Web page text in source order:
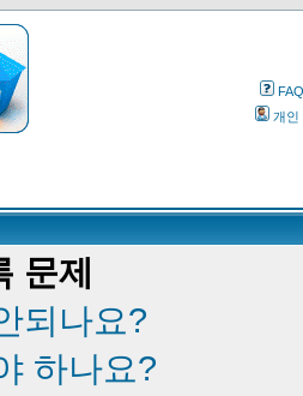
FAQ
개인
문제
되나요?
하나요?